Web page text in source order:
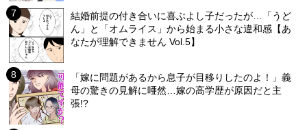
結婚前提の付き合いに喜ぶよし子だったが…「うど
ん」と「オムライス」から始まる小さな違和感【あ
なたが理解できません Vol.5】
「嫁に問題があるから息子が目移りしたのよ！」義
母の驚きの見解に唖然…嫁の高学歴が原因だと主
張!?